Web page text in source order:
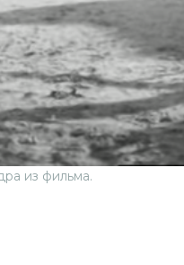
из фильма.